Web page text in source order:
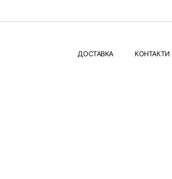
ДОСТАВКА КОНТАКТИ